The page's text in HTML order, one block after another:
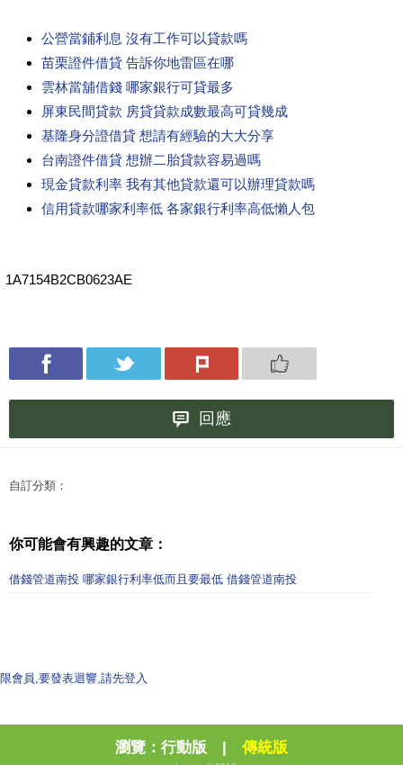
公營當鋪利息 沒有工作可以貸款嗎
苗栗證件借貸 告訴你地雷區在哪
雲林當舖借錢 哪家銀行可貸最多
屏東民間貸款 房貸貸款成數最高可貸幾成
基隆身分證借貸 想請有經驗的大大分享
台南證件借貸 想辦二胎貸款容易過嗎
現金貸款利率 我有其他貸款還可以辦理貸款嗎
信用貸款哪家利率低 各家銀行利率高低懶人包
1A7154B2CB0623AE
回應
自訂分類：
你可能會有興趣的文章：
借錢管道南投 哪家銀行利率低而且要最低 借錢管道南投
限會員,要發表迴響,請先登入
瀏覽： 行動版 | 傳統版